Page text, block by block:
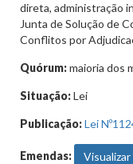
direta, administração
Junta de Solução de
Conflitos por
Quórum:maioria dos
Situação:Lei
Publicação:Lei
Emendas: